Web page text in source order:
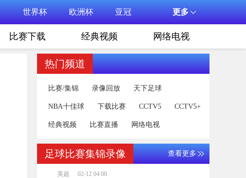
世界杯 欧洲杯 亚冠 更多
比赛下载 经典视频 网络电视
热门频道
比赛/集锦 录像回放 天下足球
NBA十佳球 下载比赛 CCTV5 CCTV5+
经典视频 比赛直播 网络电视
足球比赛集锦录像 查看更多
英超 02-12 04:00